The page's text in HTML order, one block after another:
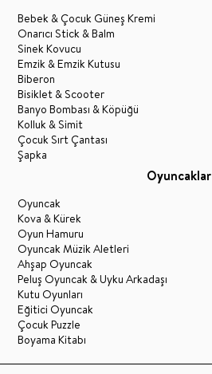
Bebek & Çocuk Güneş Kremi
Onarıcı Stick & Balm
Sinek Kovucu
Emzik & Emzik Kutusu
Biberon
Bisiklet & Scooter
Banyo Bombası & Köpüğü
Kolluk & Simit
Çocuk Sırt Çantası
Şapka
Oyuncaklar
Oyuncak
Kova & Kürek
Oyun Hamuru
Oyuncak Müzik Aletleri
Ahşap Oyuncak
Peluş Oyuncak & Uyku Arkadaşı
Kutu Oyunları
Eğitici Oyuncak
Çocuk Puzzle
Boyama Kitabı